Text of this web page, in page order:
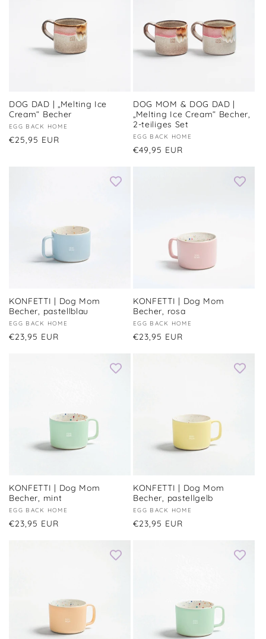
DOG DAD | „Melting Ice
Cream“ Becher
Anbieter:
EGG BACK HOME
Normaler
€25,95 EUR
DOG MOM & DOG DAD |
„Melting Ice Cream“ Becher,
2-teiliges Set
Anbieter:
EGG BACK HOME
Normaler
€49,95 EUR
KONFETTI | Dog Mom
Becher, pastellblau
Anbieter:
EGG BACK HOME
Normaler
€23,95 EUR
KONFETTI | Dog Mom
Becher, rosa
Anbieter:
EGG BACK HOME
Normaler
€23,95 EUR
KONFETTI | Dog Mom
Becher, mint
Anbieter:
EGG BACK HOME
Normaler
€23,95 EUR
KONFETTI | Dog Mom
Becher, pastellgelb
Anbieter:
EGG BACK HOME
Normaler
€23,95 EUR